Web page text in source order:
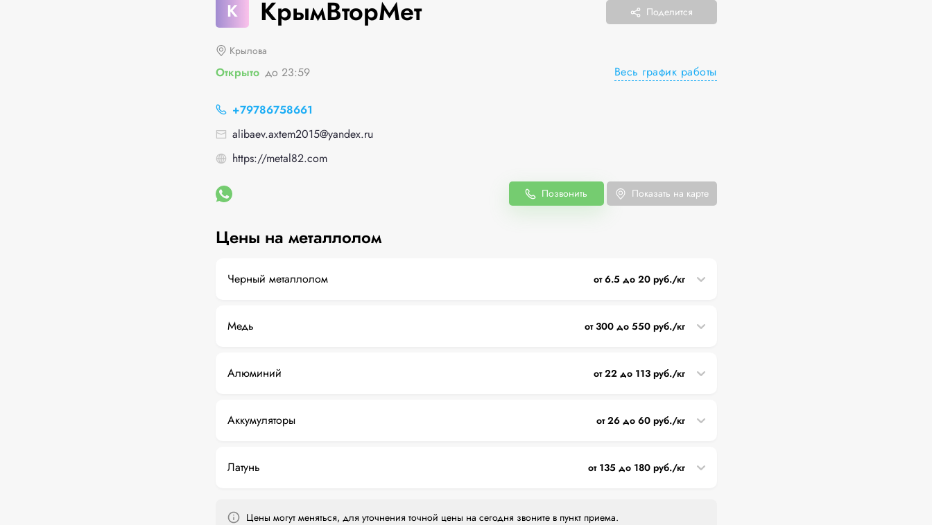
К КрымВторМет Поделится
Крылова
Открыто до 23:59 Весь график работы
+79786758661
alibaev.axtem2015@yandex.ru
https://metal82.com
Позвонить Показать на карте
Цены на металлолом
Черный металлолом от 6.5 до 20 руб./кг
Медь от 300 до 550 руб./кг
Алюминий от 22 до 113 руб./кг
Аккумуляторы от 26 до 60 руб./кг
Латунь от 135 до 180 руб./кг
Цены могут меняться, для уточнения точной цены на сегодня звоните в пункт приема.